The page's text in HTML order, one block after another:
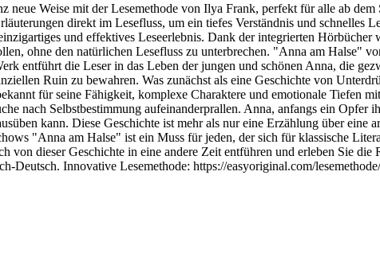
neue Weise mit der Lesemethode von Ilya Frank, perfekt für alle ab
direkt im Lesefluss, um ein tiefes Verständnis und schnelles
und effektives Leseerlebnis. Dank der integrierten
ohne den natürlichen Lesefluss zu unterbrechen. "Anna am Halse"
entführt die Leser in das Leben der jungen und schönen Anna, die
Ruin zu bewahren. Was zunächst als eine Geschichte von
für seine Fähigkeit, komplexe Charaktere und emotionale Tiefen
nach Selbstbestimmung aufeinanderprallen. Anna, anfangs ein Opfer
kann. Diese Geschichte ist mehr als nur eine Erzählung über
"Anna am Halse" ist ein Muss für jeden, der sich für klassische
von dieser Geschichte in eine andere Zeit entführen und erleben Sie
Deutsch. Innovative Lesemethode: https://easyoriginal.com/